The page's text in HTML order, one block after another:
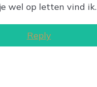
wel op letten vind ik.
Reply